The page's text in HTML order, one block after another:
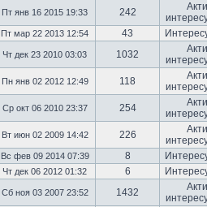
Пт янв 16 2015 19:33 242
Пт мар 22 2013 12:54 43
Чт дек 23 2010 03:03 1032
Пн янв 02 2012 12:49 118
Ср окт 06 2010 23:37 254
Вт июн 02 2009 14:42 226
Вс фев 09 2014 07:39 8
Чт дек 06 2012 01:32 6
Сб ноя 03 2007 23:52 1432